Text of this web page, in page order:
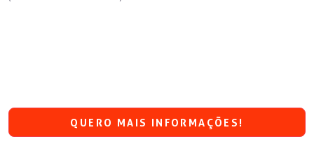
QUERO MAIS INFORMAÇÕES!